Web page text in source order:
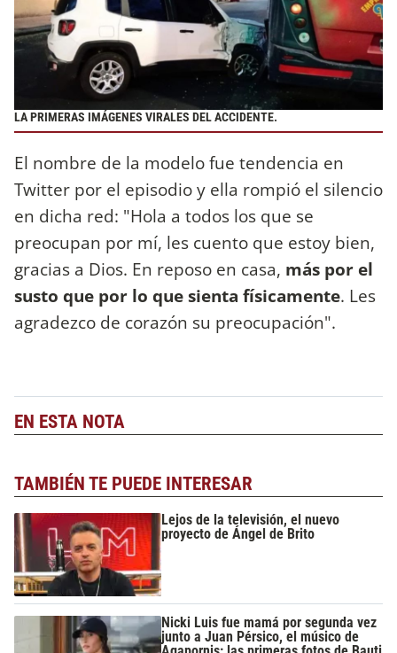
LA PRIMERAS IMÁGENES VIRALES DEL ACCIDENTE.
El nombre de la modelo fue tendencia en
Twitter por el episodio y ella rompió el silencio
en dicha red: "Hola a todos los que se
preocupan por mí, les cuento que estoy bien,
gracias a Dios. En reposo en casa, más por el
susto que por lo que sienta físicamente. Les
agradezco de corazón su preocupación".
EN ESTA NOTA
TAMBIÉN TE PUEDE INTERESAR
Lejos de la televisión, el nuevo
proyecto de Ángel de Brito
Nicki Luis fue mamá por segunda vez
junto a Juan Pérsico, el músico de